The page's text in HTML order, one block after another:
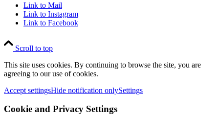
Link to Mail
Link to Instagram
Link to Facebook
Scroll to top
This site uses cookies. By continuing to browse the site, you are
agreeing to our use of cookies.
Accept settingsHide notification onlySettings
Cookie and Privacy Settings